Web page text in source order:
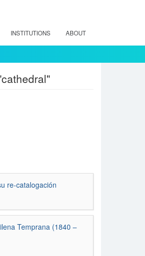
INSTITUTIONS ABOUT
re-catalogación
Temprana (1840 –